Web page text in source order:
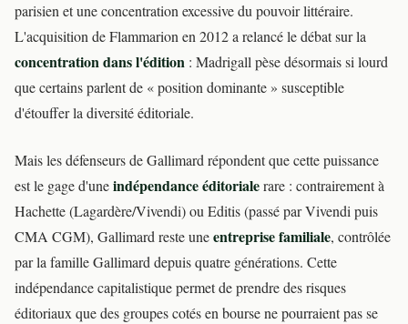
parisien et une concentration excessive du pouvoir littéraire.
L'acquisition de Flammarion en 2012 a relancé le débat sur la
concentration dans l'édition : Madrigall pèse désormais si lourd
que certains parlent de « position dominante » susceptible
d'étouffer la diversité éditoriale.
Mais les défenseurs de Gallimard répondent que cette puissance
est le gage d'uneindépendance éditorialerare : contrairement à
Hachette (Lagardère/Vivendi) ou Editis (passé par Vivendi puis
CMA CGM), Gallimard reste uneentreprise familiale, contrôlée
par la famille Gallimard depuis quatre générations. Cette
indépendance capitalistique permet de prendre des risques
éditoriaux que des groupes cotés en bourse ne pourraient pas se